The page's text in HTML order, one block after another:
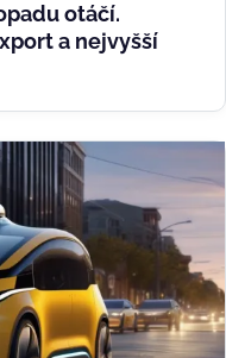
otáčí.
a nejvyšší